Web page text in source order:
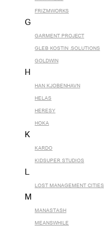
FRIZMWORKS
G
GARMENT PROJECT
GLEB KOSTIN .SOLUTIONS
GOLDWIN
H
HAN KJOBENHAVN
HELAS
HERESY
HOKA
K
KARDO
KIDSUPER STUDIOS
L
LOST MANAGEMENT CITIES
M
MANASTASH
MEANSWHILE